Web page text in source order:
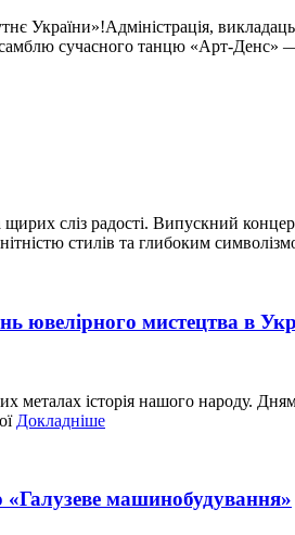
України»!Адміністрація,
сучасного танцю «Арт-Денс»
сліз радості. Випускний
стилів та глибоким
ювелірного мистецтва в
металах історія нашого народу.
Докладніше
«Галузеве машинобудування»